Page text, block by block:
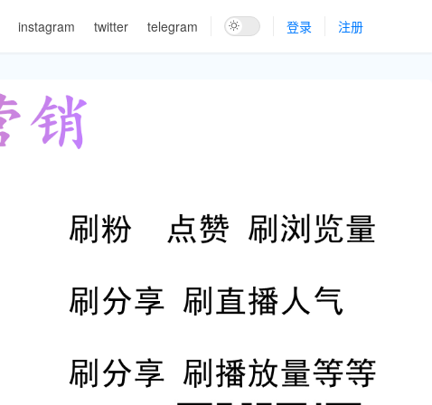
instagram twitter telegram 登录 注册